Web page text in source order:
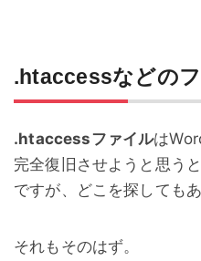
.htaccessなどの
.htaccessファイルは
完全復旧させようと思う
ですが、どこを探してもあ
それもそのはず。